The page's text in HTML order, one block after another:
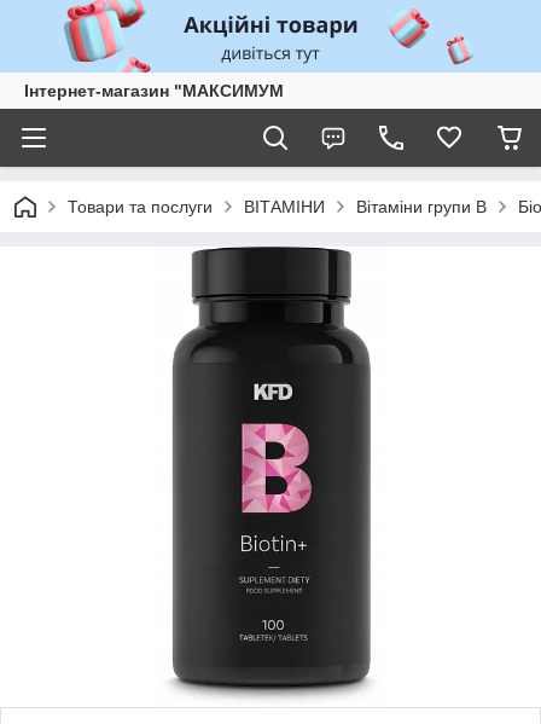
Інтернет-магазин "МАКСИМУМ
Товари та послуги ВІТАМІНИ Вітаміни групи B